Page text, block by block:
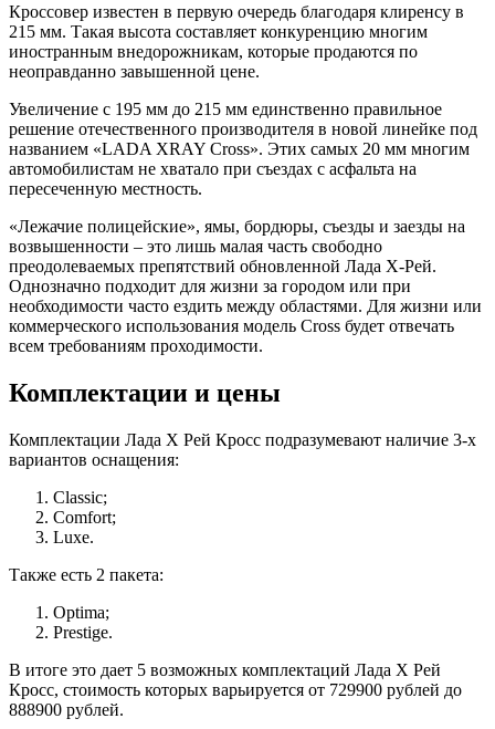
Кроссовер известен в первую очередь благодаря клиренсу в
215 мм. Такая высота составляет конкуренцию многим
иностранным внедорожникам, которые продаются по
неоправданно завышенной цене.
Увеличение с 195 мм до 215 мм единственно правильное
решение отечественного производителя в новой линейке под
названием «LADA XRAY Cross». Этих самых 20 мм многим
автомобилистам не хватало при съездах с асфальта на
пересеченную местность.
«Лежачие полицейские», ямы, бордюры, съезды и заезды на
возвышенности – это лишь малая часть свободно
преодолеваемых препятствий обновленной Лада X-Рей.
Однозначно подходит для жизни за городом или при
необходимости часто ездить между областями. Для жизни или
коммерческого использования модель Cross будет отвечать
всем требованиям проходимости.
Комплектации и цены
Комплектации Лада Х Рей Кросс подразумевают наличие 3-х
вариантов оснащения:
Classic;
Comfort;
Luxe.
Также есть 2 пакета:
Optima;
Prestige.
В итоге это дает 5 возможных комплектаций Лада Х Рей
Кросс, стоимость которых варьируется от 729900 рублей до
888900 рублей.